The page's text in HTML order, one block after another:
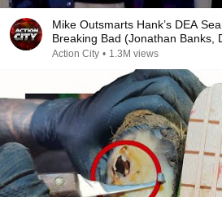
Mike Outsmarts Hank’s DEA
Breaking Bad (Jonathan Banks,
Action City • 1.3M views